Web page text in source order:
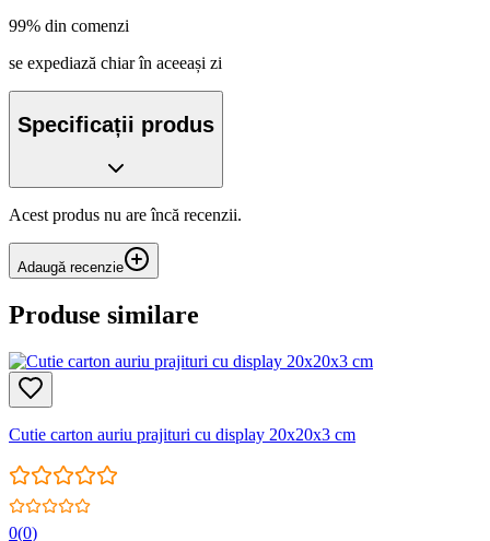
99% din comenzi
se expediază chiar în aceeași zi
Specificații produs
Acest produs nu are încă recenzii.
Adaugă recenzie
Produse similare
Cutie carton auriu prajituri cu display 20x20x3 cm
0(0)